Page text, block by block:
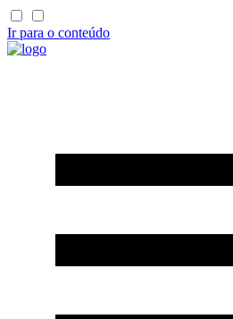
Ir para o conteúdo